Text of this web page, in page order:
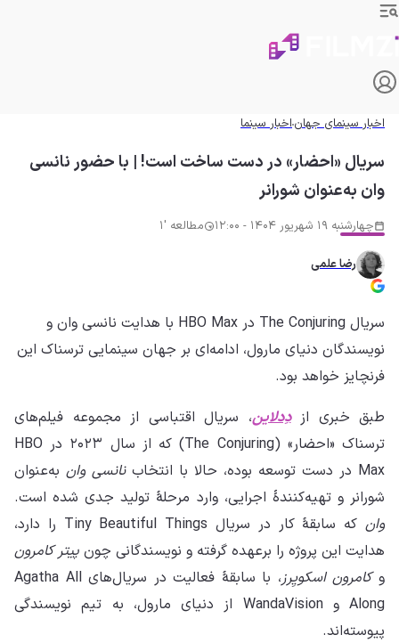
اخبار سینمای جهاناخبار سینما
سریال «احضار» در دست ساخت است! | با حضور نانسی
وان به‌عنوان شورانر
چهارشنبه 19 شهریور 1404 - 12:00 مطالعه '1
رضا علمی
سریال The Conjuring در HBO Max با هدایت نانسی وان و
نویسندگان دنیای مارول، ادامه‌ای بر جهان سینمایی ترسناک این
فرنچایز خواهد بود.
طبق خبری ازدِدلاین، سریال اقتباسی از مجموعه‌ فیلم‌های
ترسناک «احضار» (The Conjuring) که از سال ۲۰۲۳ در HBO
Max در دست توسعه بوده، حالا با انتخاب
نانسی وان به‌عنوان
شورانر و تهیه‌کنندهٔ اجرایی، وارد مرحلهٔ تولید جدی شده است.
وان
که سابقهٔ کار در سریال Tiny Beautiful Things را دارد،
هدایت این پروژه را برعهده گرفته و نویسندگانی چون پیتر کامرون
وکامرون اسکویِرز
، با سابقهٔ فعالیت در سریال‌های Agatha All
Along و WandaVision از دنیای مارول، به تیم نویسندگی
پیوسته‌اند.